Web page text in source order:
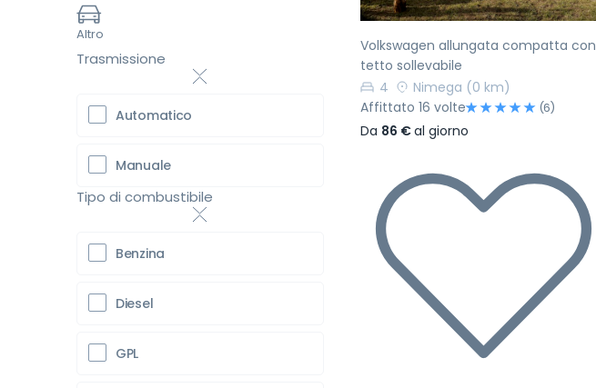
Volkswagen allungata compatta con
tetto sollevabile
4
Nimega (0 km)
Affittato 16 volte
(6)
Da 86 €al giorno
Altro
Trasmissione
Automatico
Manuale
Tipo di combustibile
Benzina
Diesel
GPL